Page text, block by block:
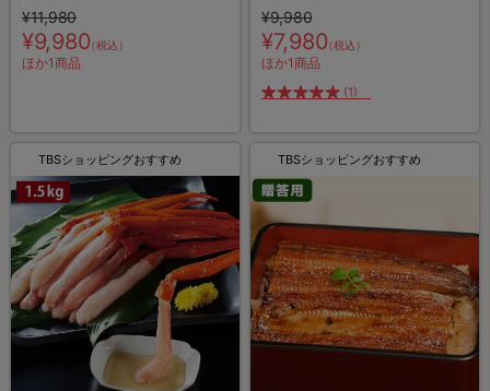
¥11,980
¥9,980（税込）
ほか1商品
¥9,980
¥7,980（税込）
ほか1商品
(1)
TBSショッピングおすすめ TBSショッピングおすすめ